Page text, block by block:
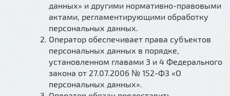
данных» и другими нормативно-правовыми
актами, регламентирующими обработку
персональных данных.
Оператор обеспечивает права субъектов
персональных данных в порядке,
установленном главами 3 и 4 Федерального
закона от 27.07.2006 № 152-ФЗ «О
персональных данных».